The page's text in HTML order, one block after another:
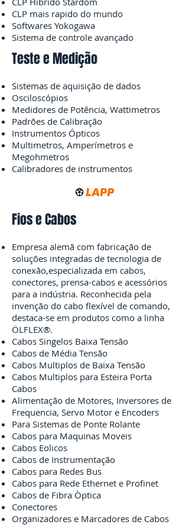
CLP mais rapido do mundo
Softwares Yokogawa
Sistema de controle avançado
Teste e Medição
Sistemas de aquisição de dados
Osciloscópios
Medidores de Potência, Wattimetros
Padrões de Calibração
Instrumentos Ópticos
Multimetros, Amperímetros e
Megohmetros
Calibradores de instrumentos
Fios e Cabos
Empresa alemã com fabricação de
soluções integradas de tecnologia de
conexão,especializada em cabos,
conectores, prensa-cabos e acessórios
para a indústria. Reconhecida pela
invenção do cabo flexível de comando,
destaca-se em produtos como a linha
ÖLFLEX®.
Cabos Singelos Baixa Tensão
Cabos de Média Tensão
Cabos Multiplos de Baixa Tensão
Cabos Multiplos para Esteira Porta
Cabos
Alimentação de Motores, Inversores de
Frequencia, Servo Motor e Encoders
Para Sistemas de Ponte Rolante
Cabos para Maquinas Moveis
Cabos Eolicos
Cabos de Instrumentação
Cabos para Redes Bus
Cabos para Rede Ethernet e Profinet
Cabos de Fibra Òptica
Conectores
Organizadores e Marcadores de Cabos